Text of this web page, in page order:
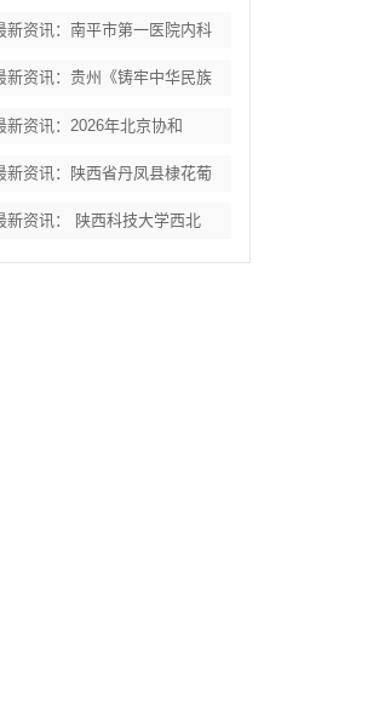
新资讯：南平市第一医院内科
新资讯：贵州《铸牢中华民族
新资讯：2026年北京协和
新资讯：陕西省丹凤县棣花葡
新资讯： 陕西科技大学西北